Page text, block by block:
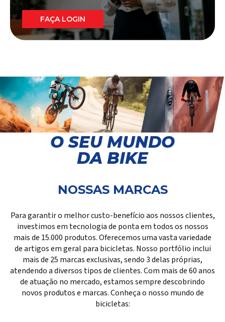
FAÇA LOGIN
O SEU MUNDO
DA BIKE
NOSSAS MARCAS
Para garantir o melhor custo-benefício aos nossos clientes,
investimos em tecnologia de ponta em todos os nossos
mais de 15.000 produtos. Oferecemos uma vasta variedade
de artigos em geral para bicicletas. Nosso portfólio inclui
mais de 25 marcas exclusivas, sendo 3 delas próprias,
atendendo a diversos tipos de clientes. Com mais de 60 anos
de atuação no mercado, estamos sempre descobrindo
novos produtos e marcas. Conheça o nosso mundo de
bicicletas: